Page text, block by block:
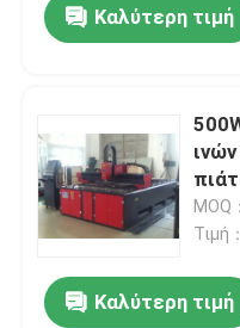
Καλύτερη τιμή
MOQ
Τιμή
Καλύτερη τιμή